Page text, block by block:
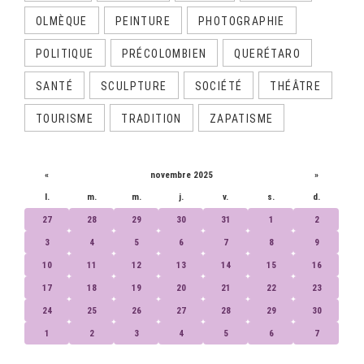
OLMÈQUE PEINTURE PHOTOGRAPHIE
POLITIQUE PRÉCOLOMBIEN QUERÉTARO
SANTÉ SCULPTURE SOCIÉTÉ THÉÂTRE
TOURISME TRADITION ZAPATISME
« novembre 2025 »
l. m. m. j. v. s. d.
27 28 29 30 31 1 2
3 4 5 6 7 8 9
10 11 12 13 14 15 16
17 18 19 20 21 22 23
24 25 26 27 28 29 30
1 2 3 4 5 6 7